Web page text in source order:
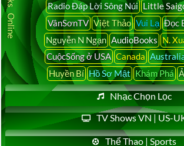
Radio Đáp Lời Sông Núi Little
VânSơnTV Việt Thảo Vui Lạ Đọc
Nguyễn N Ngạn AudioBooks N.
CuộcSống ở USA Canada
Huyền Bí Hồ Sơ Mật Khám Phá
Nhạc Chọn Lọc
TV Shows VN | US-
Thể Thao | Sports